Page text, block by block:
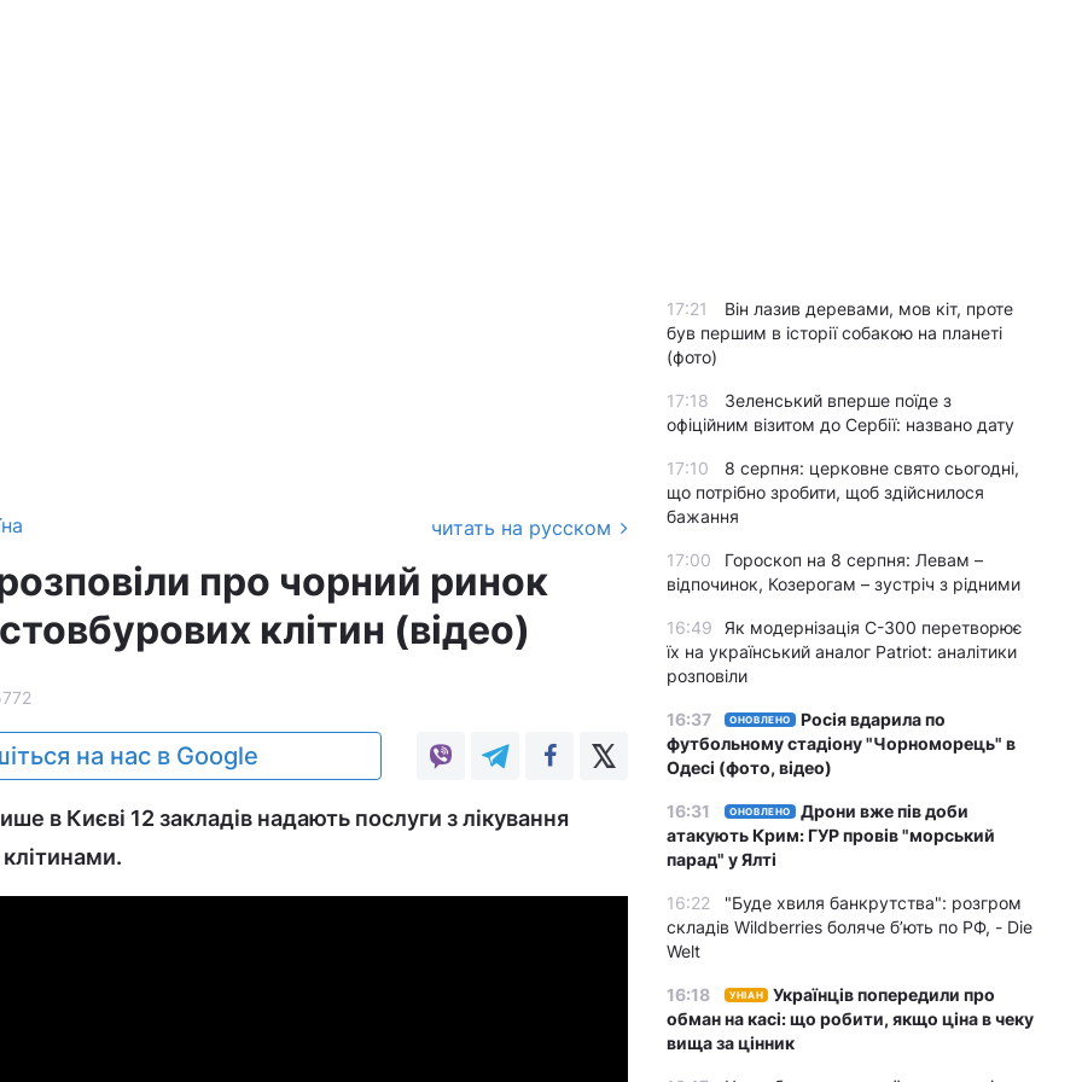
читать на русском
про чорний ринок
клітин (відео)
на нас в Google
в Києві 12 закладів надають послуги з лікування
17:21
Він лазив деревами, мов кіт, проте
був першим в історії собакою на планеті
(фото)
17:18
Зеленський вперше поїде з
офіційним візитом до Сербії: названо дату
17:10
8 серпня: церковне свято сьогодні,
що потрібно зробити, щоб здійснилося
бажання
17:00
Гороскоп на 8 серпня: Левам –
відпочинок, Козерогам – зустріч з рідними
16:49
Як модернізація С-300 перетворює
їх на український аналог Patriot: аналітики
розповіли
16:37 ОНОВЛЕНО
Росія вдарила по
футбольному стадіону "Чорноморець" в
Одесі (фото, відео)
16:31 ОНОВЛЕНО
Дрони вже пів доби
атакують Крим: ГУР провів "морський
парад" у Ялті
16:22
"Буде хвиля банкрутства": розгром
складів Wildberries боляче бʼють по РФ, - Die
Welt
16:18 УНІАН
Українців попередили про
обман на касі: що робити, якщо ціна в чеку
вища за цінник